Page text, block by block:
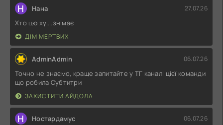
Н Нана 27.07.26
Хто цю ху....знімає
ДІМ МЕРТВИХ
AdminAdmin 06.07.26
Точно не знаємо, краще запитайте у ТГ каналі цієї команди
що робила Субтитри
ЗАХИСТИТИ АЙДОЛА
Н Ностардамус 06.07.26